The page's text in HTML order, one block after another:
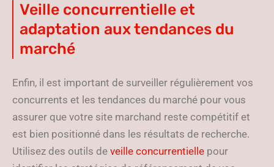
Veille concurrentielle et
adaptation aux tendances du
marché
Enfin, il est important de surveiller régulièrement vos
concurrents et les tendances du marché pour vous
assurer que votre site marchand reste compétitif et
est bien positionné dans les résultats de recherche.
Utilisez des outils de veille concurrentielle pour